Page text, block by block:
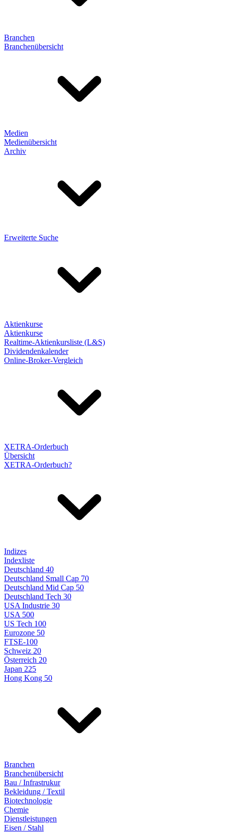
Branchen
Branchenübersicht
Medien
Medienübersicht
Archiv
Erweiterte Suche
Aktienkurse
Aktienkurse
Realtime-Aktienkursliste (L&S)
Dividendenkalender
Online-Broker-Vergleich
XETRA-Orderbuch
Übersicht
XETRA-Orderbuch?
Indizes
Indexliste
Deutschland 40
Deutschland Small Cap 70
Deutschland Mid Cap 50
Deutschland Tech 30
USA Industrie 30
USA 500
US Tech 100
Eurozone 50
FTSE-100
Schweiz 20
Österreich 20
Japan 225
Hong Kong 50
Branchen
Branchenübersicht
Bau / Infrastrukur
Bekleidung / Textil
Biotechnologie
Chemie
Dienstleistungen
Eisen / Stahl